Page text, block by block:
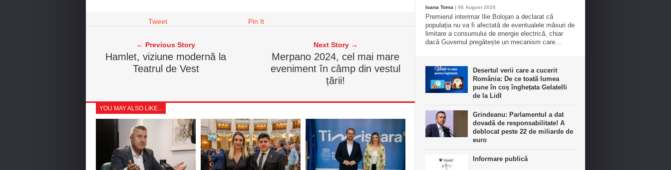
Tweet Pin It
← Previous Story
Hamlet, viziune modernă la
Teatrul de Vest
Next Story →
Merpano 2024, cel mai mare
eveniment în câmp din vestul
țării!
YOU MAY ALSO LIKE...
Ioana Toma | 06 August 2026
Premierul interimar Ilie Bolojan a declarat că
populația nu va fi afectată de eventualele măsuri de
limitare a consumului de energie electrică, chiar
dacă Guvernul pregătește un mecanism care...
Desertul verii care a cucerit
România: De ce toată lumea
pune în coș înghețata Gelatelli
de la Lidl
Grindeanu: Parlamentul a dat
dovadă de responsabilitate! A
deblocat peste 22 de miliarde de
euro
Informare publică